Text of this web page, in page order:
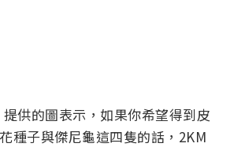
供的圖表示，如果你希望得到皮
種子與傑尼龜這四隻的話，2KM